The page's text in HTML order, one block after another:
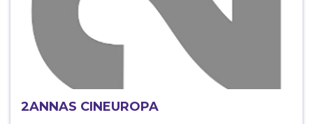
2ANNAS CINEUROPA